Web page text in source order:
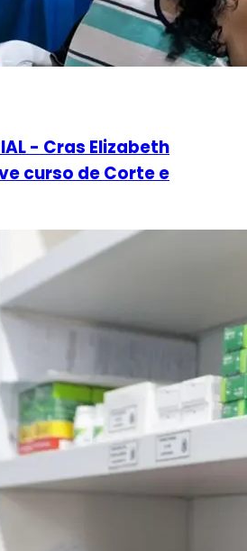
- Cras Elizabeth
curso de Corte e